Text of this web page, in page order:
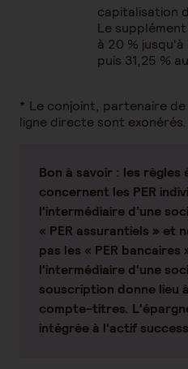
capitalisation
Le
à 20 %
puis 31,25 %
* Le conjoint, partenaire
ligne directe sont exonérés.
Bon à savoir : les règles
concernent les PER
l'intermédiaire d’une
« PER assurantiels » et
pas les « PER
l'intermédiaire d'une
souscription donne lieu
compte-titres.
intégrée à l'actif